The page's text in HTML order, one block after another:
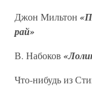
Джон Мильтон
рай»
В. Набоков
Что-нибудь из